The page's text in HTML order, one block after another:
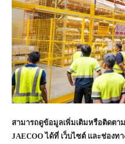
สามารถดูข้อมูลเพิ่มเติมหรือติดตา
JAECOO ได้ที่ เว็บไซต์ และช่องท